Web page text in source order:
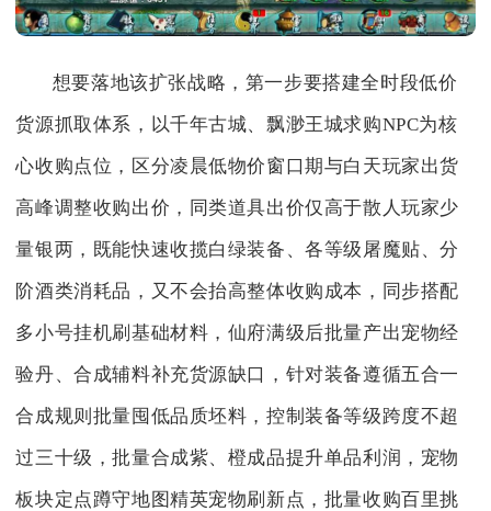
想要落地该扩张战略，第一步要搭建全时段低价
货源抓取体系，以千年古城、飘渺王城求购NPC为核
心收购点位，区分凌晨低物价窗口期与白天玩家出货
高峰调整收购出价，同类道具出价仅高于散人玩家少
量银两，既能快速收揽白绿装备、各等级屠魔贴、分
阶酒类消耗品，又不会抬高整体收购成本，同步搭配
多小号挂机刷基础材料，仙府满级后批量产出宠物经
验丹、合成辅料补充货源缺口，针对装备遵循五合一
合成规则批量囤低品质坯料，控制装备等级跨度不超
过三十级，批量合成紫、橙成品提升单品利润，宠物
板块定点蹲守地图精英宠物刷新点，批量收购百里挑